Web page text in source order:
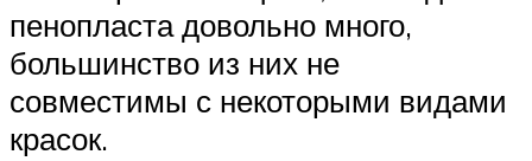
пенопласта довольно много,
большинство из них не
совместимы с некоторыми видами
красок.